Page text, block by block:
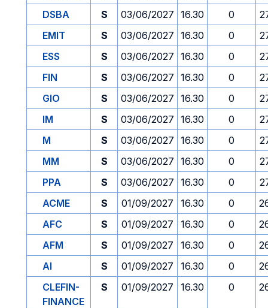
DSBA
S 03/06/2027 16.30 0
EMIT
S 03/06/2027 16.30 0
ESS
S 03/06/2027 16.30 0
FIN
S 03/06/2027 16.30 0
GIO
S 03/06/2027 16.30 0
IM
S 03/06/2027 16.30 0
M
S 03/06/2027 16.30 0
MM
S 03/06/2027 16.30 0
PPA
S 03/06/2027 16.30 0
ACME
S 01/09/2027 16.30 0
AFC
S 01/09/2027 16.30 0
AFM
S 01/09/2027 16.30 0
AI
S 01/09/2027 16.30 0
CLEFIN-
FINANCE
S 01/09/2027 16.30 0